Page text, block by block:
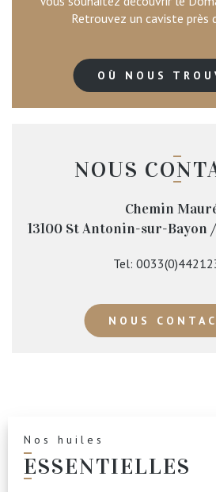
Retrouvez un caviste près
OÙ NOUS
NOUS
Chemin
13100 St Antonin-sur-Bayon
Tel:
NOUS
Nos huiles
ESSENTIELLES